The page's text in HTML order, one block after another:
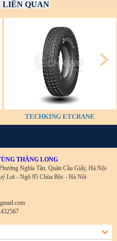
LIÊN QUAN
TECHKING ETCRANE
THĂNG LONG
Nghĩa Tân, Quận Cầu Giấy, Hà Nội
Lợi - Ngõ 95 Chùa Bộc - Hà Nội